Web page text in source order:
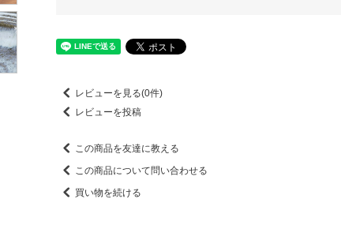
レビューを見る(0件)
レビューを投稿
この商品を友達に教える
この商品について問い合わせる
買い物を続ける